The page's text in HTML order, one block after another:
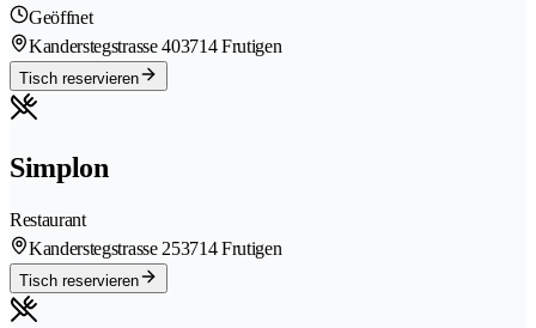
Geöffnet
Kanderstegstrasse 403714 Frutigen
Tisch reservieren
Simplon
Restaurant
Kanderstegstrasse 253714 Frutigen
Tisch reservieren